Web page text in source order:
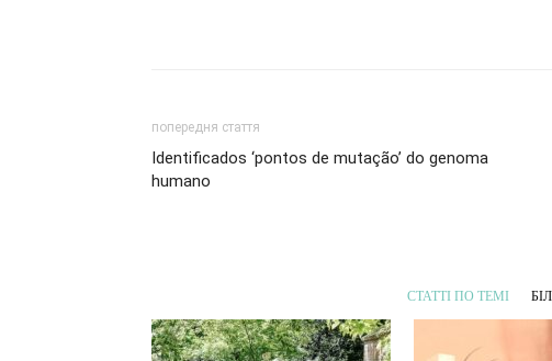
попередня стаття
Identificados ‘pontos de mutação’ do genoma
humano
СТАТТІ ПО ТЕМІ